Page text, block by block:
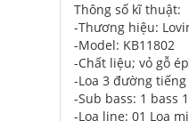
Thông số kĩ thuật:
-Thương hiệu:
-Model: KB11802
-Chất liệu; vỏ gỗ ép
-Loa 3 đường tiếng
-Sub bass: 1 bass
-Loa line: 01 Loa